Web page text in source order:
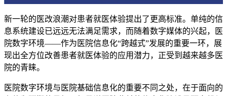
新一轮的医改浪潮对患者就医体验提出了更高标准。单纯的信
息系统建设已远远无法满足需求，而随着数字媒体的兴起，医
院数字环境——作为医院信息化“跨越式”发展的重要一环，展
现出全方位改善患者就医体验的应用潜力，正受到越来越多医
院的青睐。
医院数字环境与医院基础信息化的重要不同之处，在于面向的